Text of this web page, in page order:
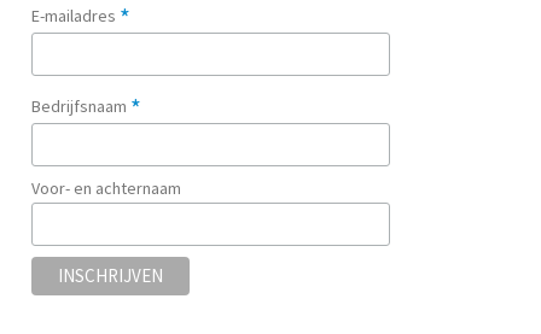
E-mailadres *
Bedrijfsnaam *
Voor- en achternaam